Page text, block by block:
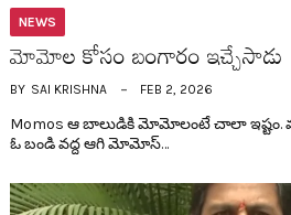
NEWS
మోమోల కోసం బంగారం ఇచ్చేసాడు
BY SAI KRISHNA FEB 2, 2026
Momos ఆ బాలుడికి మోమోలంటే చాలా ఇష్టం.
ఓ బండి వ‌ద్ద ఆగి మోమోస్…